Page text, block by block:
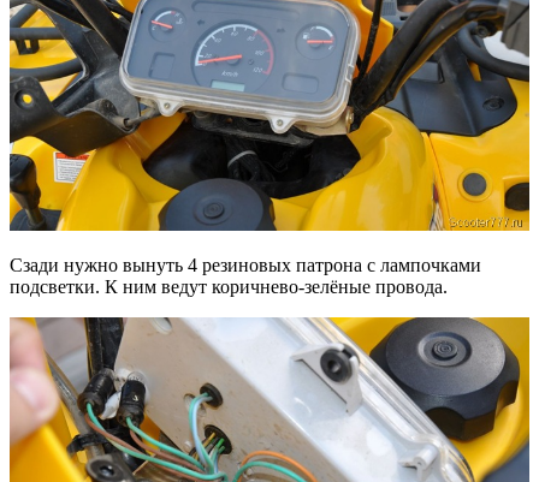
Сзади нужно вынуть 4 резиновых патрона с лампочками
подсветки. К ним ведут коричнево-зелёные провода.